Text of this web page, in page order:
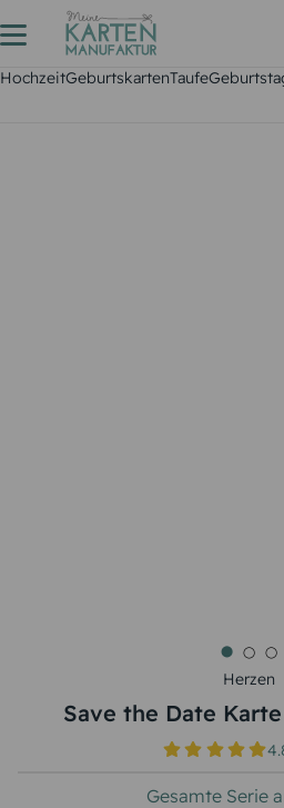
HochzeitGeburtskartenTaufe
Herzen
Save the Date
Gesamte Serie